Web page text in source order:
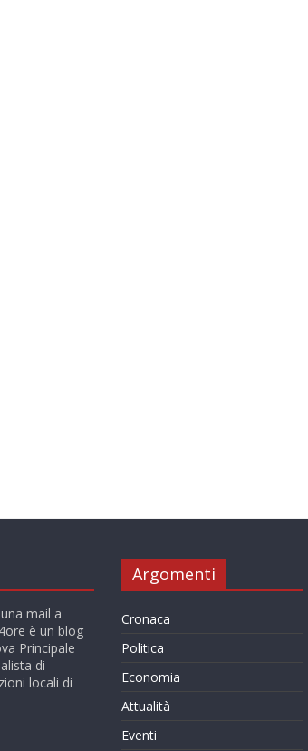
mail a
è un blog
Principale
di
locali di
Argomenti
Cronaca
Politica
Economia
Attualità
Eventi